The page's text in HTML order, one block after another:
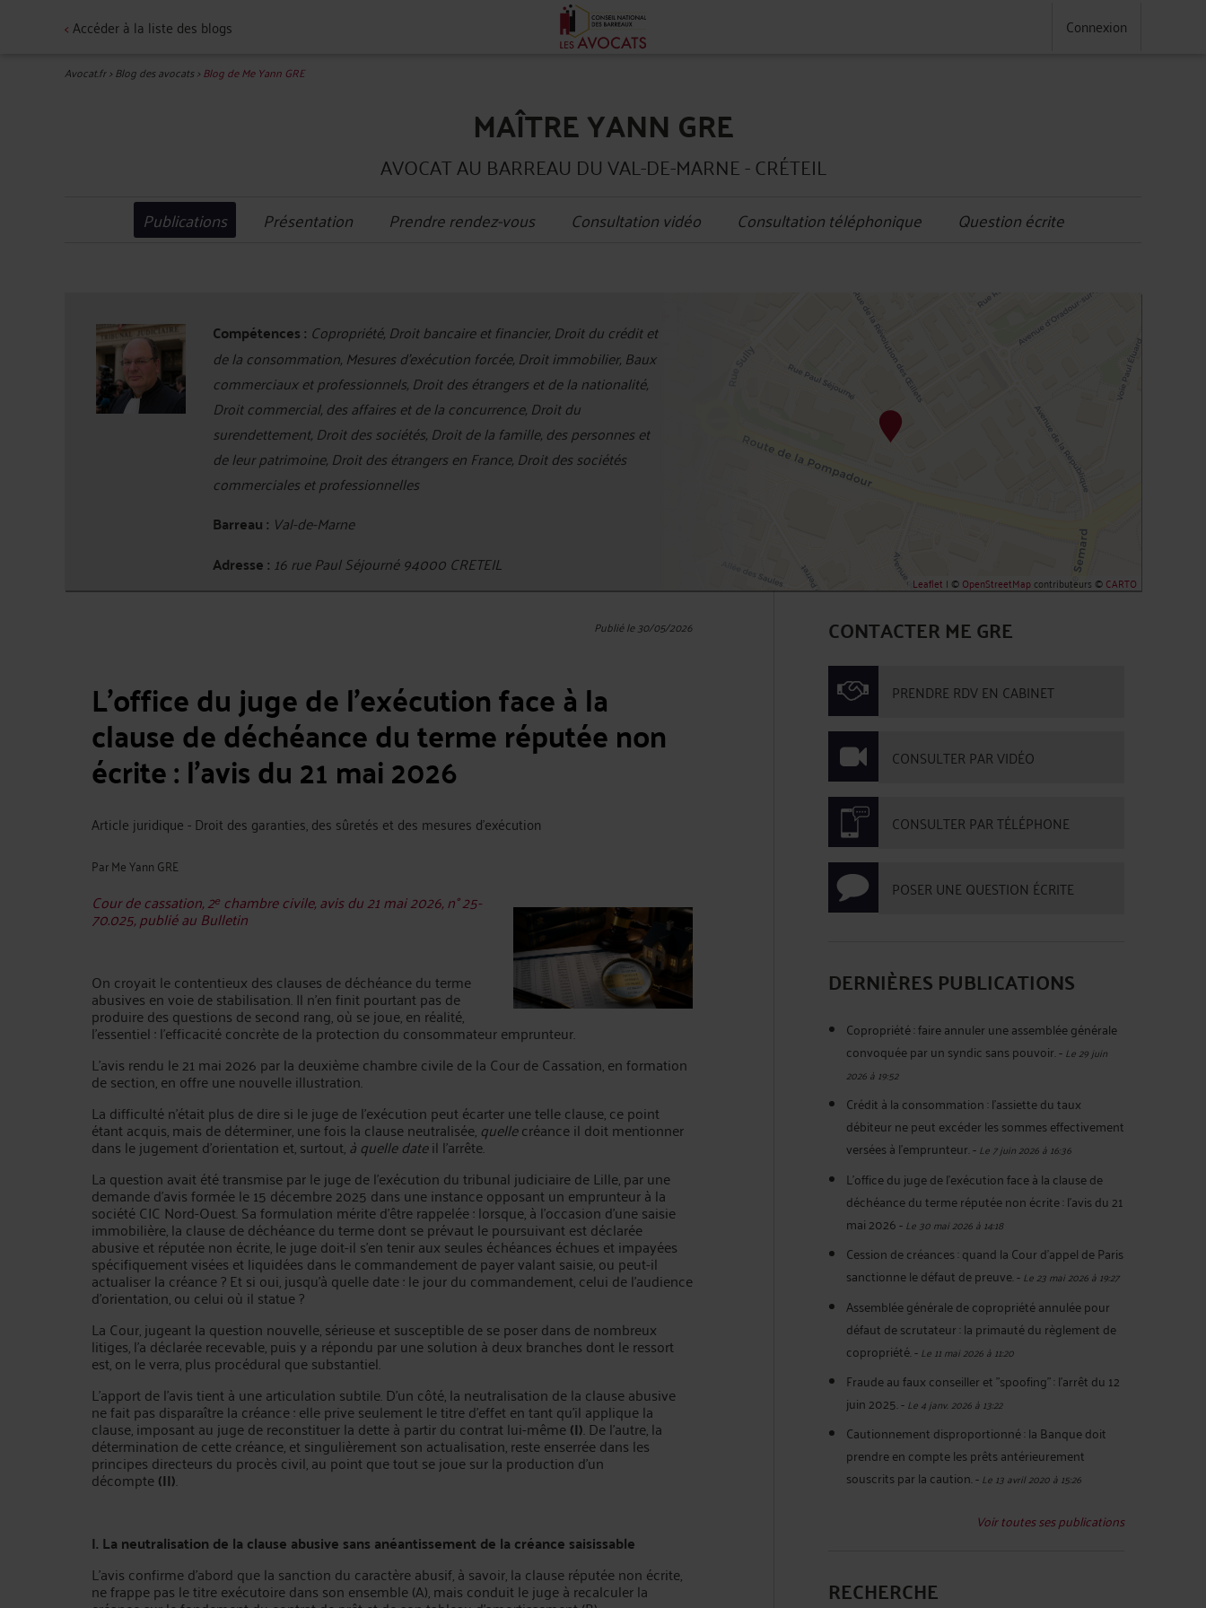
<Accéder à la liste des blogs Connexion
Avocat.fr>Blog des avocats>Blog de Me Yann GRE
MAÎTRE YANN GRE
AVOCAT AU BARREAU DU VAL-DE-MARNE - CRÉTEIL
Publications Présentation Prendre rendez-vous Consultation vidéo Consultation téléphonique Question écrite
Compétences : Copropriété, Droit bancaire et financier, Droit du crédit et
de la consommation, Mesures d'exécution forcée, Droit immobilier, Baux
commerciaux et professionnels, Droit des étrangers et de la nationalité,
Droit commercial, des affaires et de la concurrence, Droit du
surendettement, Droit des sociétés, Droit de la famille, des personnes et
de leur patrimoine, Droit des étrangers en France, Droit des sociétés
commerciales et professionnelles
Barreau : Val-de-Marne
Adresse : 16 rue Paul Séjourné 94000 CRETEIL
Leaflet | ©OpenStreetMapcontributeurs ©CARTO
Publié le 30/05/2026
L'office du juge de l'exécution face à la
clause de déchéance du terme réputée non
écrite : l'avis du 21 mai 2026
Article juridique - Droit des garanties, des sûretés et des mesures d'exécution
ParMe Yann GRE
Cour de cassation, 2ᵉ chambre civile, avis du 21 mai 2026, n° 25-
70.025, publié au Bulletin
On croyait le contentieux des clauses de déchéance du terme
abusives en voie de stabilisation. Il n'en finit pourtant pas de
produire des questions de second rang, où se joue, en réalité,
l'essentiel : l'efficacité concrète de la protection du consommateur emprunteur.
L'avis rendu le 21 mai 2026 par la deuxième chambre civile de la Cour de Cassation, en formation
de section, en offre une nouvelle illustration.
La difficulté n'était plus de dire si le juge de l'exécution peut écarter une telle clause, ce point
étant acquis, mais de déterminer, une fois la clause neutralisée, quellecréance il doit mentionner
dans le jugement d'orientation et, surtout,à quelle dateil l'arrête.
La question avait été transmise par le juge de l'exécution du tribunal judiciaire de Lille, par une
demande d'avis formée le 15 décembre 2025 dans une instance opposant un emprunteur à la
société CIC Nord-Ouest. Sa formulation mérite d'être rappelée : lorsque, à l'occasion d'une saisie
immobilière, la clause de déchéance du terme dont se prévaut le poursuivant est déclarée
abusive et réputée non écrite, le juge doit-il s'en tenir aux seules échéances échues et impayées
spécifiquement visées et liquidées dans le commandement de payer valant saisie, ou peut-il
actualiser la créance ? Et si oui, jusqu'à quelle date : le jour du commandement, celui de l'audience
d'orientation, ou celui où il statue ?
La Cour, jugeant la question nouvelle, sérieuse et susceptible de se poser dans de nombreux
litiges, l'a déclarée recevable, puis y a répondu par une solution à deux branches dont le ressort
est, on le verra, plus procédural que substantiel.
L'apport de l'avis tient à une articulation subtile. D'un côté, la neutralisation de la clause abusive
ne fait pas disparaître la créance : elle prive seulement le titre d'effet en tant qu'il applique la
clause, imposant au juge de reconstituer la dette à partir du contrat lui-même(I). De l'autre, la
détermination de cette créance, et singulièrement son actualisation, reste enserrée dans les
principes directeurs du procès civil, au point que tout se joue sur la production d'un
décompte(II).
I. La neutralisation de la clause abusive sans anéantissement de la créance saisissable
L'avis confirme d'abord que la sanction du caractère abusif, à savoir, la clause réputée non écrite,
ne frappe pas le titre exécutoire dans son ensemble (A), mais conduit le juge à recalculer la
CONTACTER ME GRE
PRENDRE RDV EN CABINET
CONSULTER PAR VIDÉO
CONSULTER PAR TÉLÉPHONE
POSER UNE QUESTION ÉCRITE
DERNIÈRES PUBLICATIONS
Copropriété : faire annuler une assemblée générale
convoquée par un syndic sans pouvoir.-Le 29 juin
2026 à 19:52
Crédit à la consommation : l'assiette du taux
débiteur ne peut excéder les sommes effectivement
versées à l'emprunteur.-Le 7 juin 2026 à 16:36
L'office du juge de l'exécution face à la clause de
déchéance du terme réputée non écrite : l'avis du 21
mai 2026-Le 30 mai 2026 à 14:18
Cession de créances : quand la Cour d'appel de Paris
sanctionne le défaut de preuve.-Le 23 mai 2026 à 19:27
Assemblée générale de copropriété annulée pour
défaut de scrutateur : la primauté du règlement de
copropriété.-Le 11 mai 2026 à 11:20
Fraude au faux conseiller et "spoofing" : l’arrêt du 12
juin 2025.-Le 4 janv. 2026 à 13:22
Cautionnement disproportionné : la Banque doit
prendre en compte les prêts antérieurement
souscrits par la caution.-Le 13 avril 2020 à 15:26
Voir toutes ses publications
RECHERCHE